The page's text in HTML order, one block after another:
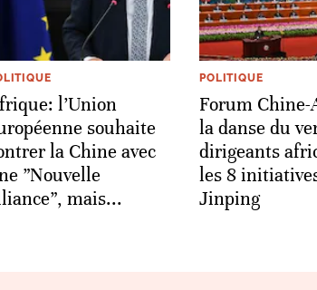
l’Union
souhaite
la Chine avec
”Nouvelle
mais...
POLITIQUE
Forum
la danse du
dirigeants
les 8
Jinping